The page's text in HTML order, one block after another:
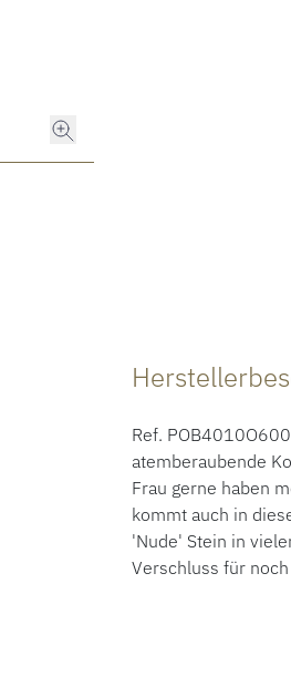
Ref.
atemberaubende
Frau gerne haben
kommt auch in
'Nude' Stein in
Verschluss für